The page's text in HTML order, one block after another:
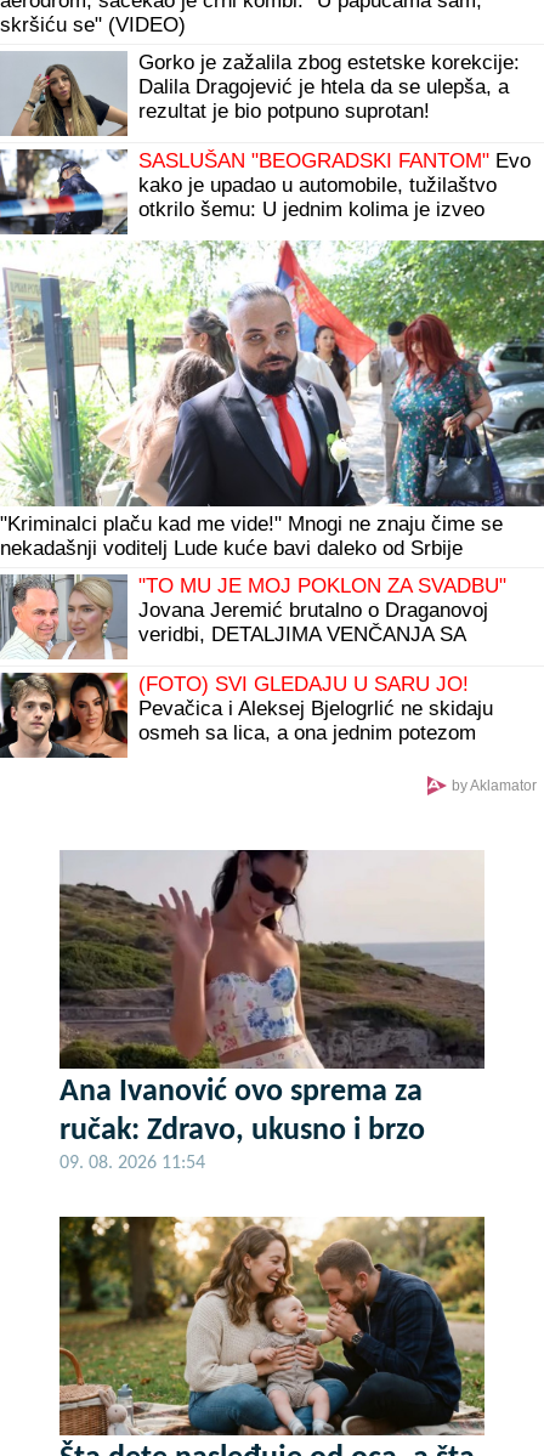
skršiću se" (VIDEO)
Gorko je zažalila zbog estetske korekcije:
Dalila Dragojević je htela da se ulepša, a
rezultat je bio potpuno suprotan!
SASLUŠAN "BEOGRADSKI FANTOM" Evo
kako je upadao u automobile, tužilaštvo
otkrilo šemu: U jednim kolima je izveo
"Kriminalci plaču kad me vide!" Mnogi ne znaju čime se
nekadašnji voditelj Lude kuće bavi daleko od Srbije
"TO MU JE MOJ POKLON ZA SVADBU"
Jovana Jeremić brutalno o Draganovoj
veridbi, DETALJIMA VENČANJA SA
pekaru da pravim kiflice" (VIDEO)
(FOTO) SVI GLEDAJU U SARU JO!
Pevačica i Aleksej Bjelogrlić ne skidaju
osmeh sa lica, a ona jednim potezom
by Aklamator
Ana Ivanović ovo sprema za
ručak: Zdravo, ukusno i brzo
09. 08. 2026 11:54